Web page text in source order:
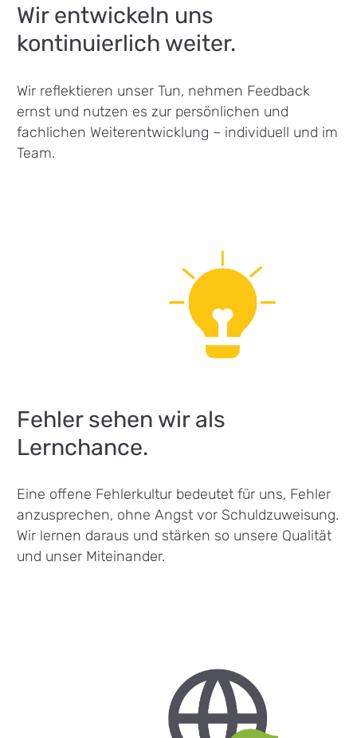
Wir entwickeln uns
kontinuierlich weiter.
Wir reflektieren unser Tun, nehmen Feedback
ernst und nutzen es zur persönlichen und
fachlichen Weiterentwicklung – individuell und im
Team.
Fehler sehen wir als
Lernchance.
Eine offene Fehlerkultur bedeutet für uns, Fehler
anzusprechen, ohne Angst vor Schuldzuweisung.
Wir lernen daraus und stärken so unsere Qualität
und unser Miteinander.